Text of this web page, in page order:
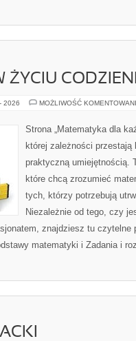
ŻYCIU
2026 MOŻLIWOŚĆ
Strona „Matematyka dla
której zależności
praktyczną umiejętnością.
które chcą zrozumieć
tych, którzy potrzebują
Niezależnie od tego, czy
znajdziesz tu czytelne
matematyki i Zadania i